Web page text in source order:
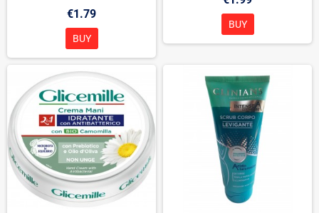
€1.79
BUY
BUY